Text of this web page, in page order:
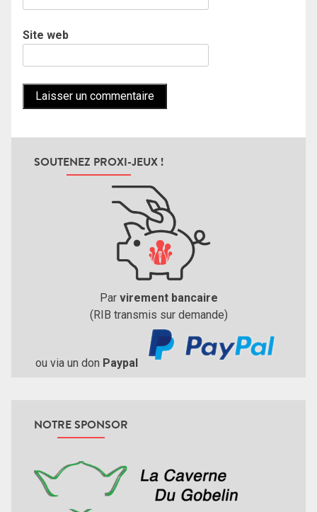
Site web
SOUTENEZ PROXI-JEUX !
Par virement bancaire
(RIB transmis sur demande)
ou via un don Paypal
NOTRE SPONSOR